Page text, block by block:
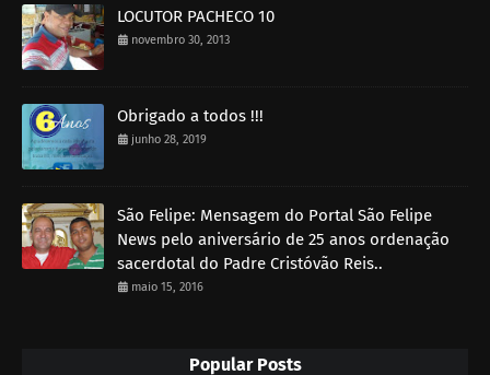
LOCUTOR PACHECO 10
novembro 30, 2013
Obrigado a todos !!!
junho 28, 2019
São Felipe: Mensagem do Portal São Felipe
News pelo aniversário de 25 anos ordenação
sacerdotal do Padre Cristóvão Reis..
maio 15, 2016
Popular Posts